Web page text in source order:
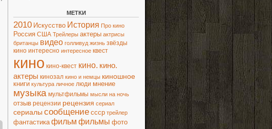
МЕТКИ
2010 Искусство История Про кино
Россия США Трейлеры актеры актрисы
британцы видео голливуд жизнь звёзды
кино интересно интересное квест
кино кино-квест кино. кино.
актеры кинозал кино и немцы киношное
книги культура личное люди мнение
музыка мультфильмы мысли на ночь
отзыв рецензии рецензия сериал
сериалы сообщение ссср трейлер
фантастика фильм фильмы фото